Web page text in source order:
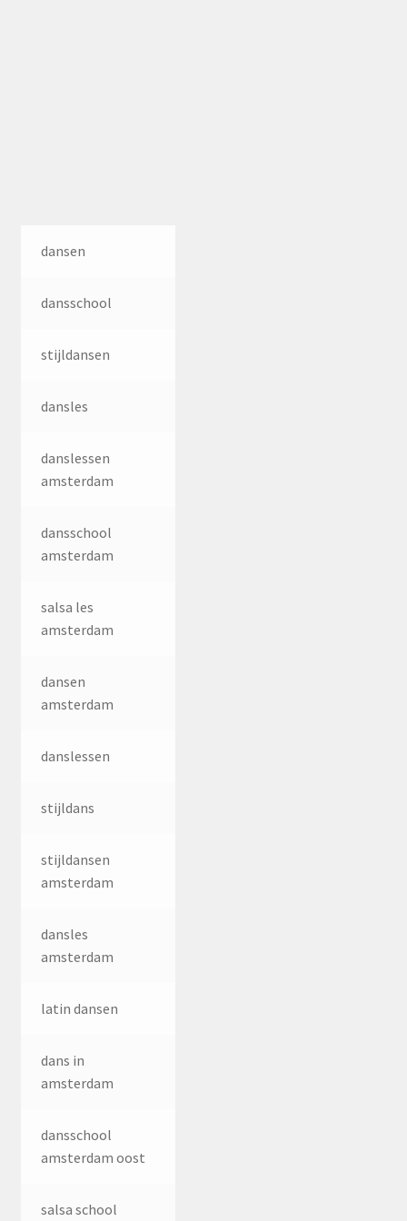
dansen
dansschool
stijldansen
dansles
danslessen
amsterdam
dansschool
amsterdam
salsa les
amsterdam
dansen
amsterdam
danslessen
stijldans
stijldansen
amsterdam
dansles
amsterdam
latin dansen
dans in
amsterdam
dansschool
amsterdam oost
salsa school